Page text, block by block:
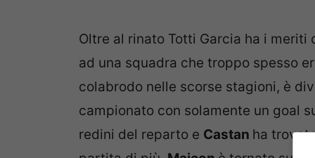
Oltre al rinato Totti Garcia ha i
ad una squadra che troppo spesso
colabrodo nelle scorse stagioni, è
campionato con solamente un goal
redini del reparto e Castan ha